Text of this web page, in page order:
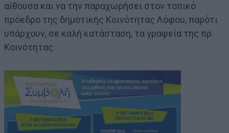
αίθουσα και να την παραχωρήσει στον τοπικό
πρόεδρο της δημοτικής Κοινότητας Λόφου, παρότι
υπάρχουν, σε καλή κατάσταση, τα γραφεία της πρ.
Κοινότητας.